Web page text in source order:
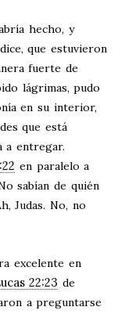
hecho, y
que estuvieron
fuerte de
lágrimas, pudo
en su interior,
que está
a entregar.
en paralelo a
sabían de quién
Judas. No, no
excelente en
22:23 de
a preguntarse